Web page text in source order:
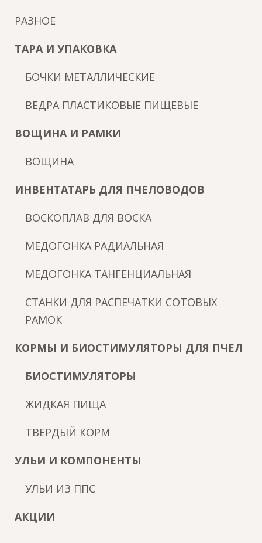
РАЗНОЕ
ТАРА И УПАКОВКА
БОЧКИ МЕТАЛЛИЧЕСКИЕ
ВЕДРА ПЛАСТИКОВЫЕ ПИЩЕВЫЕ
ВОЩИНА И РАМКИ
ВОЩИНА
ИНВЕНТАТАРЬ ДЛЯ ПЧЕЛОВОДОВ
ВОСКОПЛАВ ДЛЯ ВОСКА
МЕДОГОНКА РАДИАЛЬНАЯ
МЕДОГОНКА ТАНГЕНЦИАЛЬНАЯ
СТАНКИ ДЛЯ РАСПЕЧАТКИ СОТОВЫХ
РАМОК
КОРМЫ И БИОСТИМУЛЯТОРЫ ДЛЯ ПЧЕЛ
БИОСТИМУЛЯТОРЫ
ЖИДКАЯ ПИЩА
ТВЕРДЫЙ КОРМ
УЛЬИ И КОМПОНЕНТЫ
УЛЬИ ИЗ ППС
АКЦИИ